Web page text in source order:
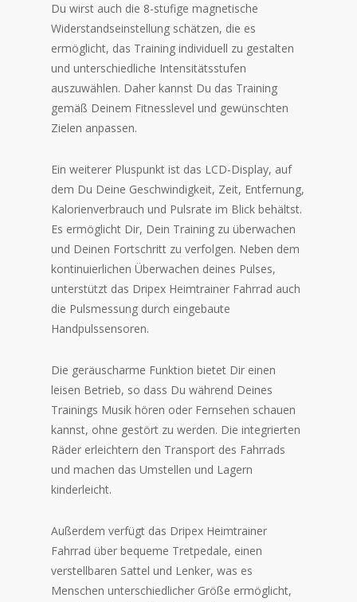
Du wirst auch die 8-stufige magnetische
Widerstandseinstellung schätzen, die es
ermöglicht, das Training individuell zu gestalten
und unterschiedliche Intensitätsstufen
auszuwählen. Daher kannst Du das Training
gemäß Deinem Fitnesslevel und gewünschten
Zielen anpassen.
Ein weiterer Pluspunkt ist das LCD-Display, auf
dem Du Deine Geschwindigkeit, Zeit, Entfernung,
Kalorienverbrauch und Pulsrate im Blick behältst.
Es ermöglicht Dir, Dein Training zu überwachen
und Deinen Fortschritt zu verfolgen. Neben dem
kontinuierlichen Überwachen deines Pulses,
unterstützt das Dripex Heimtrainer Fahrrad auch
die Pulsmessung durch eingebaute
Handpulssensoren.
Die geräuscharme Funktion bietet Dir einen
leisen Betrieb, so dass Du während Deines
Trainings Musik hören oder Fernsehen schauen
kannst, ohne gestört zu werden. Die integrierten
Räder erleichtern den Transport des Fahrrads
und machen das Umstellen und Lagern
kinderleicht.
Außerdem verfügt das Dripex Heimtrainer
Fahrrad über bequeme Tretpedale, einen
verstellbaren Sattel und Lenker, was es
Menschen unterschiedlicher Größe ermöglicht,